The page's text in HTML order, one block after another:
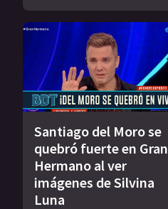
Santiago del Moro se
quebró fuerte en Gran
Hermano al ver
imágenes de Silvina
Luna